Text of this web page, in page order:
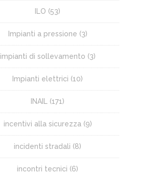
ILO (53)
Impianti a pressione (3)
impianti di sollevamento (3)
Impianti elettrici (10)
INAIL (171)
incentivi alla sicurezza (9)
incidenti stradali (8)
incontri tecnici (6)